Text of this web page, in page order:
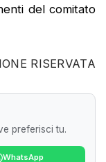
del comitato
RISERVATA
preferisci tu.
WhatsApp